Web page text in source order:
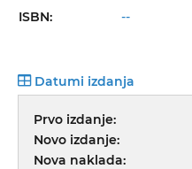
ISBN:
--
Datumi izdanja
Prvo izdanje:
Novo izdanje:
Nova naklada: